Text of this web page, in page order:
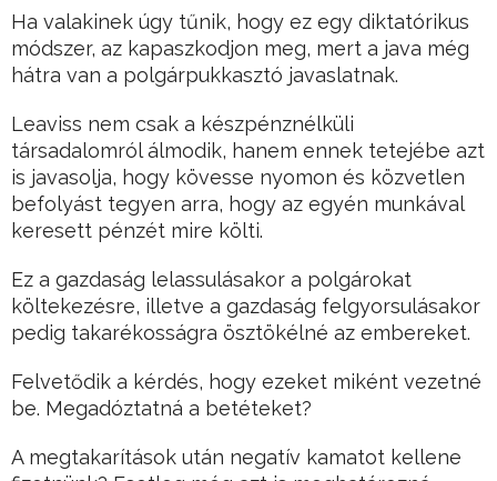
Ha valakinek úgy tűnik, hogy ez egy diktatórikus
módszer, az kapaszkodjon meg, mert a java még
hátra van a polgárpukkasztó javaslatnak.
Leaviss nem csak a készpénznélküli
társadalomról álmodik, hanem ennek tetejébe azt
is javasolja, hogy kövesse nyomon és közvetlen
befolyást tegyen arra, hogy az egyén munkával
keresett pénzét mire költi.
Ez a gazdaság lelassulásakor a polgárokat
költekezésre, illetve a gazdaság felgyorsulásakor
pedig takarékosságra ösztökélné az embereket.
Felvetődik a kérdés, hogy ezeket miként vezetné
be. Megadóztatná a betéteket?
A megtakarítások után negatív kamatot kellene